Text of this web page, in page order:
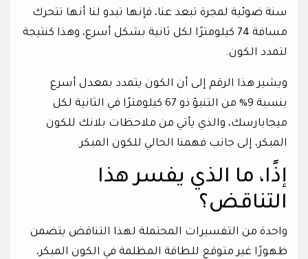
سنة ضوئية لمجرة تبعد عنا، فإنها تبدو لنا أنها تتحرك
مسافة 74 كيلومترًا لكل ثانية بشكل أسرع، وهذا كنتيجة
لتمدد الكون.
ويشير هذا الرقم إلى أن الكون يتمدد بمعدل أسرع
بنسبة 9% من التنبؤ ذو 67 كيلومترًا في الثانية لكل
ميجابارسك، والذي يأتي من ملاحظات بلانك للكون
المبكر، إلى جانب فهمنا الحالي للكون المبكر.
إذًا، ما الذي يفسر هذا
التناقض؟
واحدة من التفسيرات المحتملة لهذا التناقض يتضمن
ظهورًا غير متوقع للطاقة المظلمة في الكون المبكر،